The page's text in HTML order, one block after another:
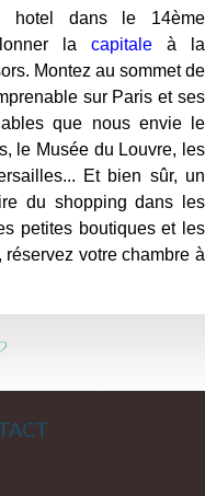
hotel dans le 14ème
la capitaleà la
Montez au sommet de
sur Paris et ses
que nous envie le
le Musée du Louvre, les
Et bien sûr, un
du shopping dans les
petites boutiques et les
votre chambre à